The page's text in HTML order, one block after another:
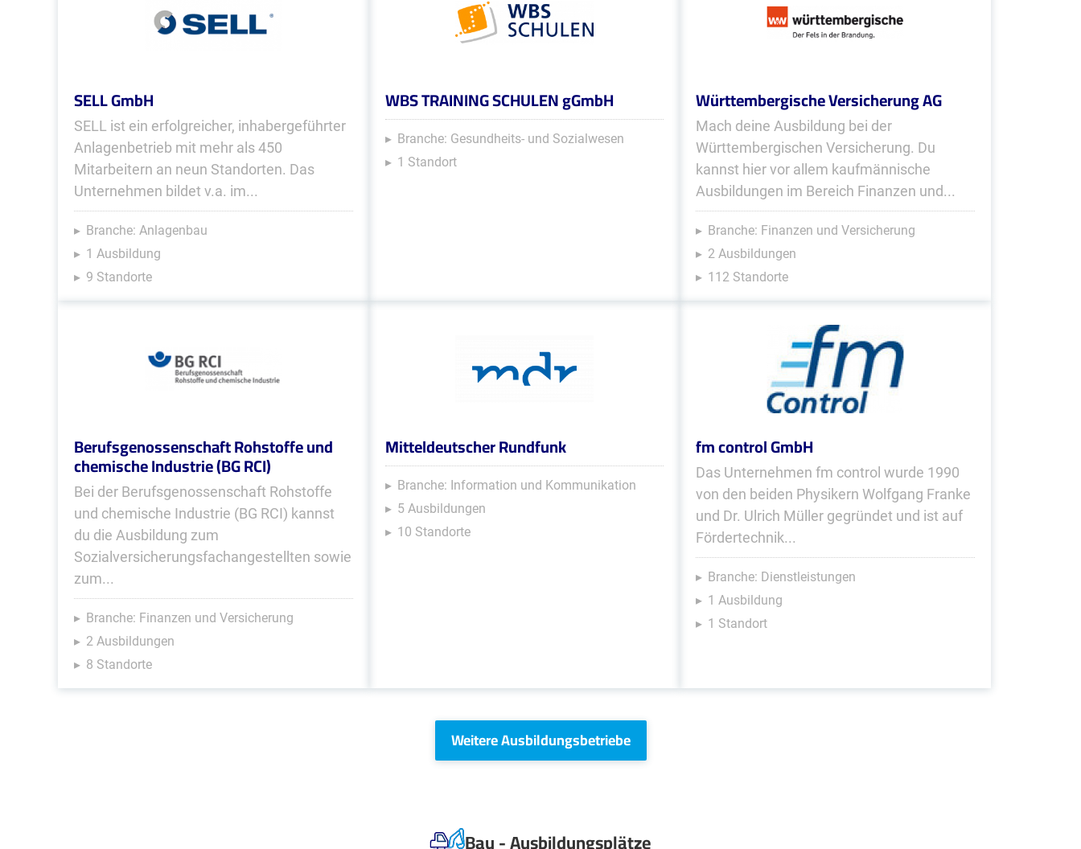
SELL GmbH
SELL ist ein erfolgreicher, inhabergeführter
Anlagenbetrieb mit mehr als 450
Mitarbeitern an neun Standorten. Das
Unternehmen bildet v.a. im...
Branche: Anlagenbau
1 Ausbildung
9 Standorte
WBS TRAINING SCHULEN gGmbH
Branche: Gesundheits- und Sozialwesen
1 Standort
Württembergische Versicherung AG
Mach deine Ausbildung bei der
Württembergischen Versicherung. Du
kannst hier vor allem kaufmännische
Ausbildungen im Bereich Finanzen und...
Branche: Finanzen und Versicherung
2 Ausbildungen
112 Standorte
Berufsgenossenschaft Rohstoffe und
chemische Industrie (BG RCI)
Bei der Berufsgenossenschaft Rohstoffe
und chemische Industrie (BG RCI) kannst
du die Ausbildung zum
Sozialversicherungsfachangestellten sowie
zum...
Branche: Finanzen und Versicherung
2 Ausbildungen
8 Standorte
Mitteldeutscher Rundfunk
Branche: Information und Kommunikation
5 Ausbildungen
10 Standorte
fm control GmbH
Das Unternehmen fm control wurde 1990
von den beiden Physikern Wolfgang Franke
und Dr. Ulrich Müller gegründet und ist auf
Fördertechnik...
Branche: Dienstleistungen
1 Ausbildung
1 Standort
Weitere Ausbildungsbetriebe